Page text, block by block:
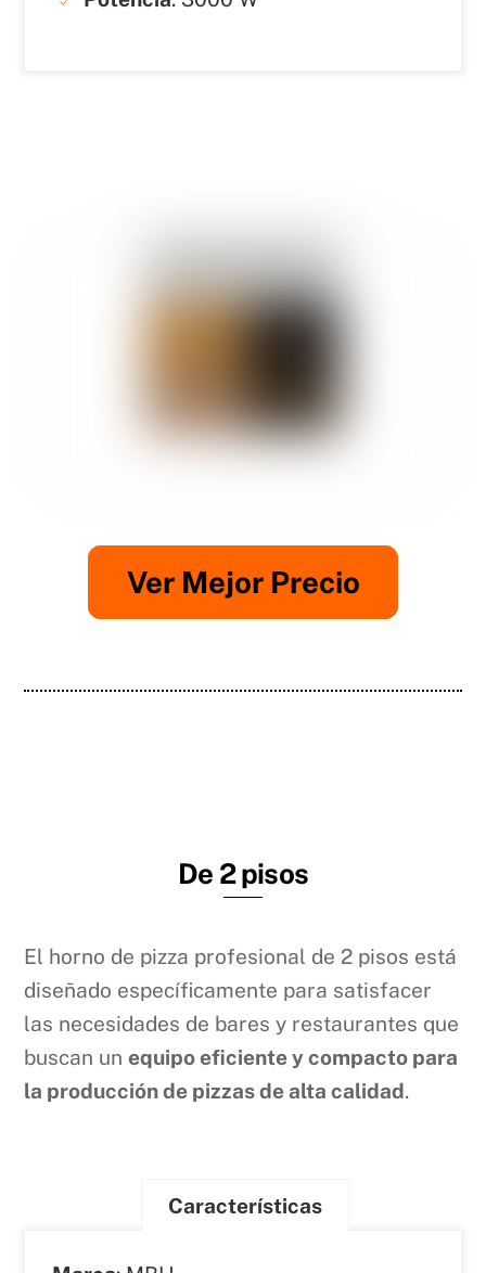
Ver Mejor Precio
De 2 pisos
El horno de pizza profesional de 2 pisos está
diseñado específicamente para satisfacer
las necesidades de bares y restaurantes que
buscan unequipo eficiente y compacto para
la producción de pizzas de alta calidad.
Características